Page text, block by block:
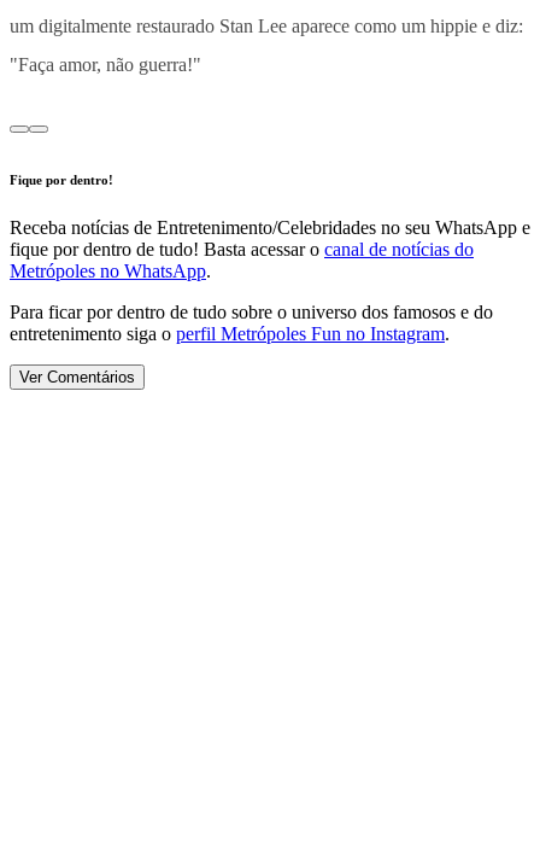
um digitalmente restaurado Stan Lee aparece como um hippie e diz:
"Faça amor, não guerra!"
Fique por dentro!
Receba notícias de Entretenimento/Celebridades no seu WhatsApp e
fique por dentro de tudo! Basta acessar o canal de notícias do
Metrópoles no WhatsApp.
Para ficar por dentro de tudo sobre o universo dos famosos e do
entretenimento siga o perfil Metrópoles Fun no Instagram.
Ver Comentários